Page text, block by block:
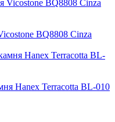
BQ8808 Cinza
Hanex Terracotta BL-010